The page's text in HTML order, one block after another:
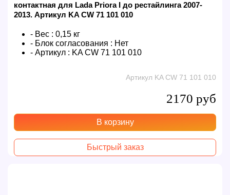
контактная для Lada Priora I до рестайлинга 2007-
2013. Артикул KA CW 71 101 010
- Вес : 0,15 кг
- Блок согласования : Нет
- Артикул : KA CW 71 101 010
Артикул KA CW 71 101 010
2170 руб
В корзину
Быстрый заказ